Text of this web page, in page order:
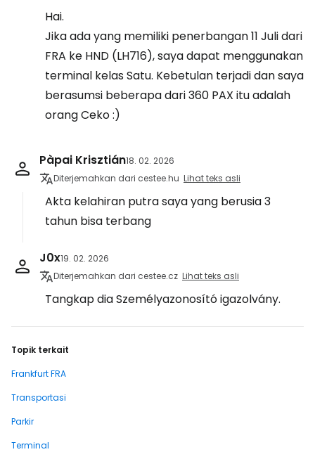
Hai.
Jika ada yang memiliki penerbangan 11 Juli dari
FRA ke HND (LH716), saya dapat menggunakan
terminal kelas Satu. Kebetulan terjadi dan saya
berasumsi beberapa dari 360 PAX itu adalah
orang Ceko :)
Pàpai Krisztián18. 02. 2026
Diterjemahkan dari cestee.hu Lihat teks asli
Akta kelahiran putra saya yang berusia 3
tahun bisa terbang
J0x19. 02. 2026
Diterjemahkan dari cestee.cz Lihat teks asli
Tangkap dia Személyazonosító igazolvány.
Topik terkait
Frankfurt FRA
Transportasi
Parkir
Terminal